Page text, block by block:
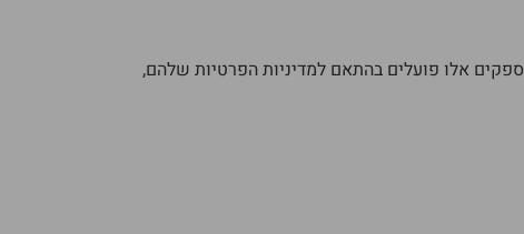
ספקים אלו פועלים בהתאם למדיניות הפרטיות שלהם,